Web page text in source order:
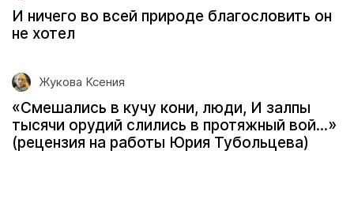
И ничего во всей природе благословить он
не хотел
Жукова Ксения
«Смешались в кучу кони, люди, И залпы
тысячи орудий слились в протяжный вой...»
(рецензия на работы Юрия Тубольцева)